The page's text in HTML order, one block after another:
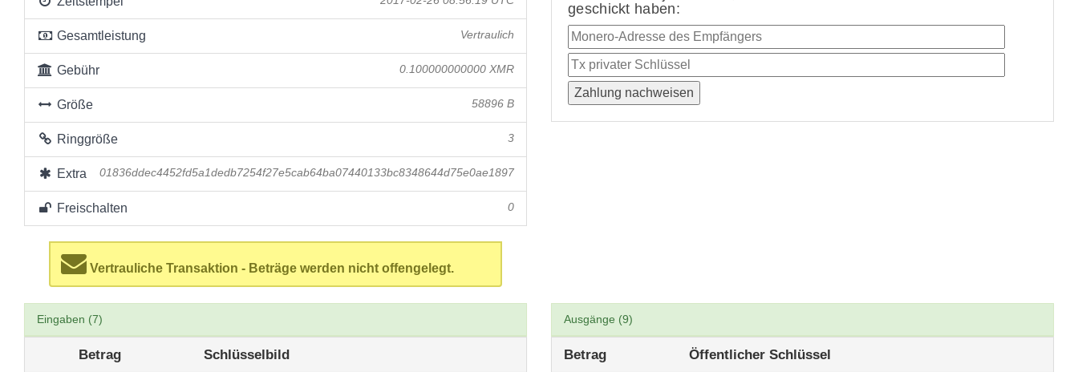
Gesamtleistung Vertraulich
Gebühr 0.100000000000 XMR
Größe 58896 B
Ringgröße 3
Extra 01836ddec4452fd5a1dedb7254f27e5cab64ba07440133bc8348644d75e0ae1897
Freischalten 0
Vertrauliche Transaktion - Beträge werden nicht offengelegt.
geschickt haben:
Eingaben (7)
Betrag Schlüsselbild
Ausgänge (9)
Betrag Öffentlicher Schlüssel